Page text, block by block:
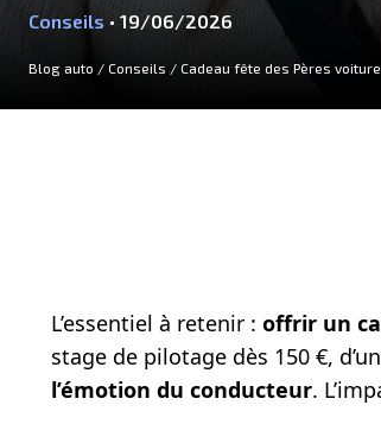
Conseils • 19/06/2026
Blog auto / Conseils / Cadeau fête des Pères
L’essentiel à retenir : offrir un
stage de pilotage dès 150 €,
l’émotion du conducteur.